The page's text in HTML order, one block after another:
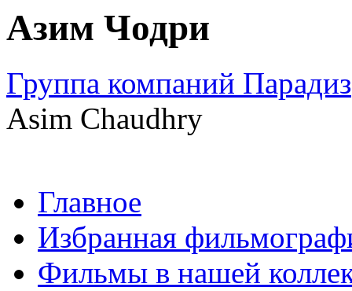
Азим Чодри
Группа компаний Парадиз
Asim Chaudhry
Главное
Избранная
Фильмы в нашей